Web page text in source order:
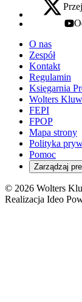
x - otwiera
O nas
Zespół
Kontakt
Regulamin
Księgarnia
Wolters
FEPI
FPOP
Mapa strony
Polityka
Pomoc
Zarządzaj
© 2026 Wolters
Realizacja Ideo